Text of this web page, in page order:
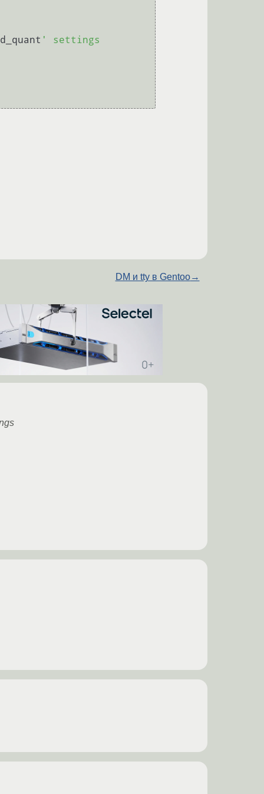
' settings
DM и tty в Gentoo→